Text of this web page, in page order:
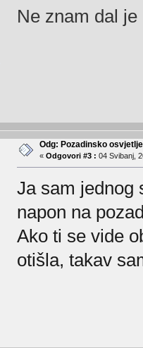
Ne znam dal
Odg: Pozadinsko
« Odgovori #3 : 04 Svibanj,
Ja sam jednog
napon na
Ako ti se vide
otišla, takav